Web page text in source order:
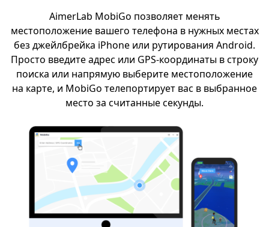
AimerLab MobiGo позволяет менять
местоположение вашего телефона в нужных местах
без джейлбрейка iPhone или рутирования Android.
Просто введите адрес или GPS-координаты в строку
поиска или напрямую выберите местоположение
на карте, и MobiGo телепортирует вас в выбранное
место за считанные секунды.